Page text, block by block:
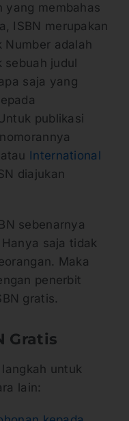
yang membahas
ISBN merupakan
Number adalah
judul
saja yang
publikasi
International
diajukan
sebenarnya
saja tidak
Maka
penerbit
gratis.
Gratis
untuk
lain: